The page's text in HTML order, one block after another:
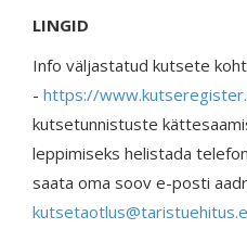
LINGID
Info väljastatud kutsete
- https://
kutsetunnistuste
leppimiseks helistada
saata oma soov e-posti